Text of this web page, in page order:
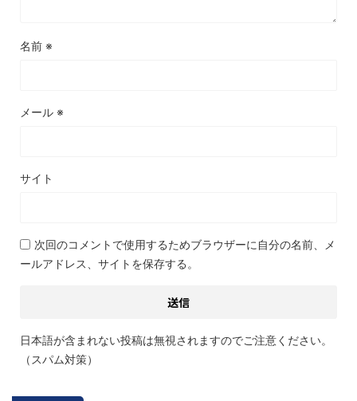
名前 ※
メール ※
サイト
次回のコメントで使用するためブラウザーに自分の名前、メ
ールアドレス、サイトを保存する。
日本語が含まれない投稿は無視されますのでご注意ください。
（スパム対策）